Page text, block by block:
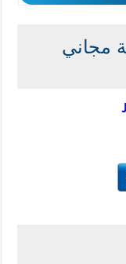
مجاني